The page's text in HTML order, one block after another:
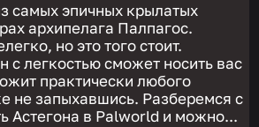
самых эпичных крылатых
архипелага Палпагос.
но это того стоит.
с легкостью сможет носить вас
практически любого
Разберемся с
Астегона в Palworld и можно...